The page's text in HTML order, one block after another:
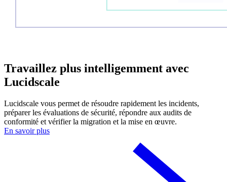
Travaillez plus intelligemment avec
Lucidscale
Lucidscale vous permet de résoudre rapidement les incidents,
préparer les évaluations de sécurité, répondre aux audits de
conformité et vérifier la migration et la mise en œuvre.
En savoir plus